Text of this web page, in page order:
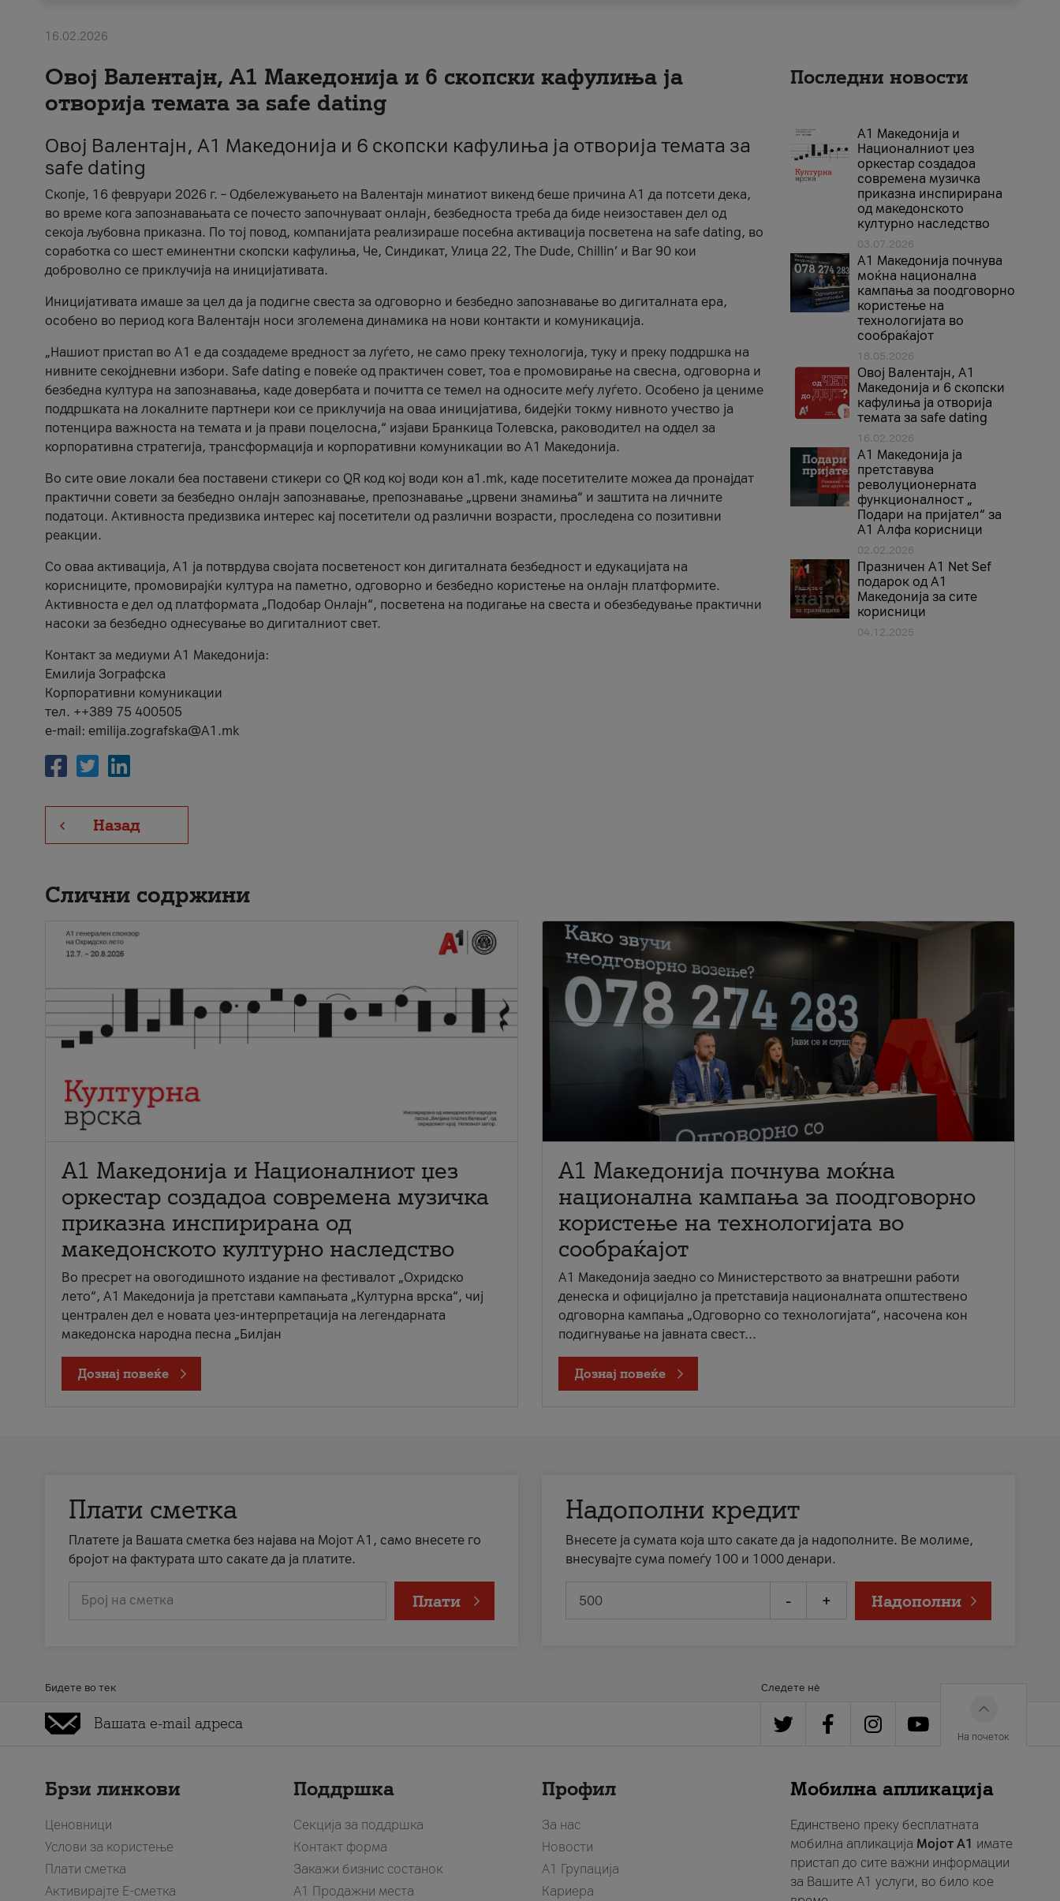
16.02.2026
Овој Валентајн, A1 Македонија и 6 скопски кафулиња ја
отворија темата за safe dating
Овој Валентајн, A1 Македонија и 6 скопски кафулиња ја отворија темата за
safe dating
Скопје, 16 февруари 2026 г. – Одбележувањето на Валентајн минатиот викенд беше причина А1 да потсети дека,
во време кога запознавањата се почесто започнуваат онлајн, безбедноста треба да биде неизоставен дел од
секоја љубовна приказна. По тој повод, компанијата реализираше посебна активација посветена на safe dating, во
соработка со шест еминентни скопски кафулиња, Че, Синдикат, Улица 22, The Dude, Chillin’ и Bar 90 кои
доброволно се приклучија на иницијативата.
Иницијативата имаше за цел да ја подигне свеста за одговорно и безбедно запознавање во дигиталната ера,
особено во период кога Валентајн носи зголемена динамика на нови контакти и комуникација.
„Нашиот пристап во А1 е да создадеме вредност за луѓето, не само преку технологија, туку и преку поддршка на
нивните секојдневни избори. Safe dating е повеќе од практичен совет, тоа е промовирање на свесна, одговорна и
безбедна култура на запознавања, каде довербата и почитта се темел на односите меѓу луѓето. Особено ја цениме
поддршката на локалните партнери кои се приклучија на оваа иницијатива, бидејќи токму нивното учество ја
потенцира важноста на темата и ја прави поцелосна,“ изјави Бранкица Толевска, раководител на оддел за
корпоративна стратегија, трансформација и корпоративни комуникации во А1 Македонија.
Во сите овие локали беа поставени стикери со QR код кој води кон a1.mk, каде посетителите можеа да пронајдат
практични совети за безбедно онлајн запознавање, препознавање „црвени знамиња“ и заштита на личните
податоци. Активноста предизвика интерес кај посетители од различни возрасти, проследена со позитивни
реакции.
Со оваа активација, А1 ја потврдува својата посветеност кон дигиталната безбедност и едукацијата на
корисниците, промовирајќи култура на паметно, одговорно и безбедно користење на онлајн платформите.
Активноста е дел од платформата „Подобар Онлајн“, посветена на подигање на свеста и обезбедување практични
насоки за безбедно однесување во дигиталниот свет.
Контакт за медиуми А1 Македонија:
Емилија Зографска
Корпоративни комуникации
тел. ++389 75 400505
e-mail: emilija.zografska@A1.mk
Назад
Последни новости
А1 Македонија и
Националниот џез
оркестар создадоа
современа музичка
приказна инспирирана
од македонското
културно наследство
03.07.2026
A1 Македонија почнува
моќна национална
кампања за поодговорно
користење на
технологијата во
сообраќајот
18.05.2026
Овој Валентајн, A1
Македонија и 6 скопски
кафулиња ја отворија
темата за safe dating
16.02.2026
А1 Македонија ја
претставува
револуционерната
функционалност „
Подари на пријател“ за
А1 Алфа корисници
02.02.2026
Празничен A1 Net Sеf
подарок од А1
Македонија за сите
корисници
04.12.2025
Слични содржини
А1 Македонија и Националниот џез
оркестар создадоа современа музичка
приказна инспирирана од
македонското културно наследство
Во пресрет на овогодишното издание на фестивалот „Охридско
лето“, А1 Македонија ја претстави кампањата „Културна врска“, чиј
централен дел е новата џез-интерпретација на легендарната
македонска народна песна „Билјан
Дознај повеќе
A1 Македонија почнува моќна
национална кампања за поодговорно
користење на технологијата во
сообраќајот
A1 Македонија заедно со Министерството за внатрешни работи
денеска и официјално ја претставија националната општествено
одговорна кампања „Одговорно со технологијата“, насочена кон
подигнување на јавната свест...
Дознај повеќе
Плати сметка
Платете ја Вашата сметка без најава на Мојот А1, само внесете го
бројот на фактурата што сакате да ја платите.
Број на сметка Плати
Надополни кредит
Внесете ја сумата која што сакате да ја надополните. Ве молиме,
внесувајте сума помеѓу 100 и 1000 денари.
- + Надополни
Бидете во тек Следете нè
На почеток
Брзи линкови
Ценовници
Услови за користење
Плати сметка
Активирајте Е-сметка
Поддршка
Секција за поддршка
Контакт форма
Закажи бизнис состанок
A1 Продажни места
Профил
За нас
Новости
А1 Групација
Кариера
Мобилна апликација
Единствено преку бесплатната
мобилна апликација Мојот A1 имате
пристап до сите важни информации
за Вашите A1 услуги, во било кое